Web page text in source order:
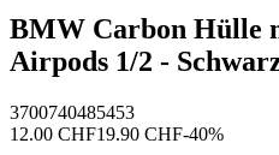
BMW Carbon Hülle
Airpods 1/2 -
3700740485453
12.00 CHF19.90 CHF-40%